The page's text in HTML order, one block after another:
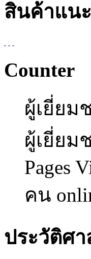
สินค้าแน
Counter
ผู้เยี่ยม
ผู้เยี่ยม
Pages
คน
ประวัติศ